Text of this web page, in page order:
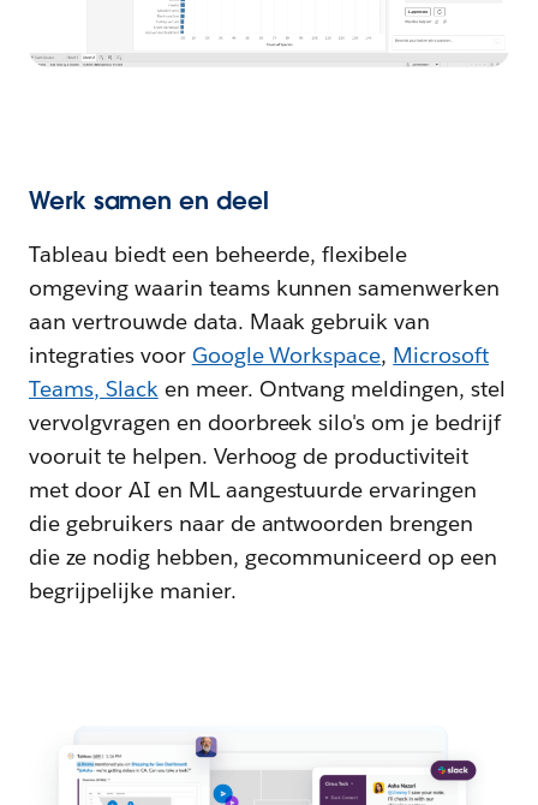
Werk samen en deel
Tableau biedt een beheerde, flexibele
omgeving waarin teams kunnen samenwerken
aan vertrouwde data. Maak gebruik van
integraties voor Google Workspace, Microsoft
Teams, Slacken meer. Ontvang meldingen, stel
vervolgvragen en doorbreek silo's om je bedrijf
vooruit te helpen. Verhoog de productiviteit
met door AI en ML aangestuurde ervaringen
die gebruikers naar de antwoorden brengen
die ze nodig hebben, gecommuniceerd op een
begrijpelijke manier.